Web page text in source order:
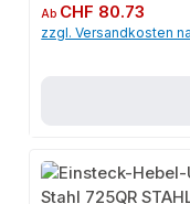
Regulärer Preis:
Ab CHF 80.73
zzgl. Versandkosten